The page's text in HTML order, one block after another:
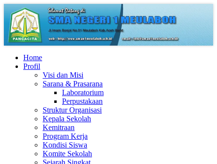
Home
Profil
Visi dan Misi
Sarana & Prasarana
Laboratorium
Perpustakaan
Struktur Organisasi
Kepala Sekolah
Kemitraan
Program Kerja
Kondisi Siswa
Komite Sekolah
Sejarah Singkat